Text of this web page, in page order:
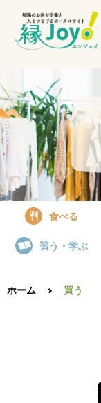
食べる
習う・学ぶ
ホーム 買う
詳細はこちら
詳細はこちら
詳細はこちら
詳細はこちら